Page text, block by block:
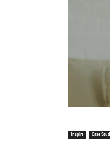
Inspire Case